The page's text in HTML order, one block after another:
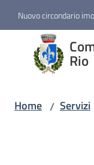
Nuovo circondario
Rio
Comune
di
Castel
Home / Servizi